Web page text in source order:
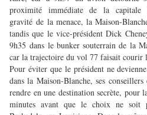
proximité immédiate de la
gravité de la menace, la Maison-
tandis que le vice-président Dick
9h35 dans le bunker souterrain de la
car la trajectoire du vol 77 faisait courir
Pour éviter que le président ne
dans la Maison-Blanche, ses
rendre en une destination secrète, pour
minutes avant que le choix ne soit